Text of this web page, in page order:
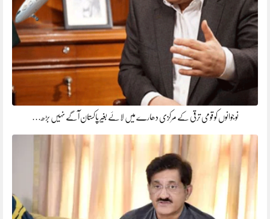
نوجوانوں کو قومی ترقی کے مرکزی دھارے میں لائے بغیر پاکستان آگے نہیں بڑھ…